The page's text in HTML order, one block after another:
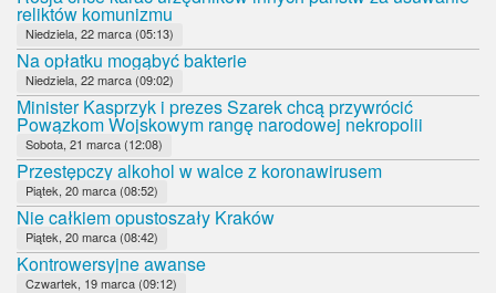
reliktów komunizmu
Niedziela, 22 marca (05:13)
Na opłatku mogąbyć bakterie
Niedziela, 22 marca (09:02)
Minister Kasprzyk i prezes Szarek chcą przywrócić
Powązkom Wojskowym rangę narodowej nekropolii
Sobota, 21 marca (12:08)
Przestępczy alkohol w walce z koronawirusem
Piątek, 20 marca (08:52)
Nie całkiem opustoszały Kraków
Piątek, 20 marca (08:42)
Kontrowersyjne awanse
Czwartek, 19 marca (09:12)